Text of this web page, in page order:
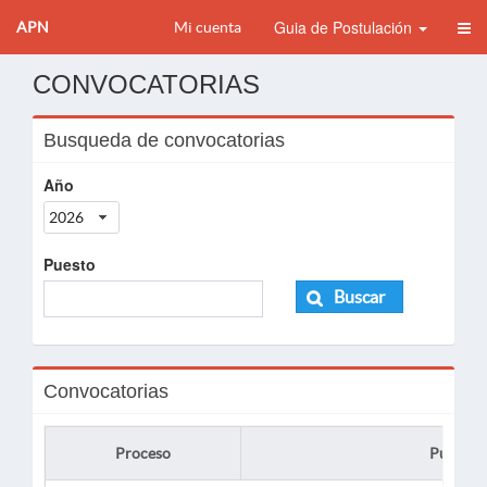
APN Mi cuenta Guia de Postulación
CONVOCATORIAS
Busqueda de convocatorias
Año
2026
Puesto
Buscar
Convocatorias
Proceso Puesto